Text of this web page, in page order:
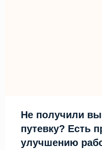
Не получили
путевку? Есть
улучшению